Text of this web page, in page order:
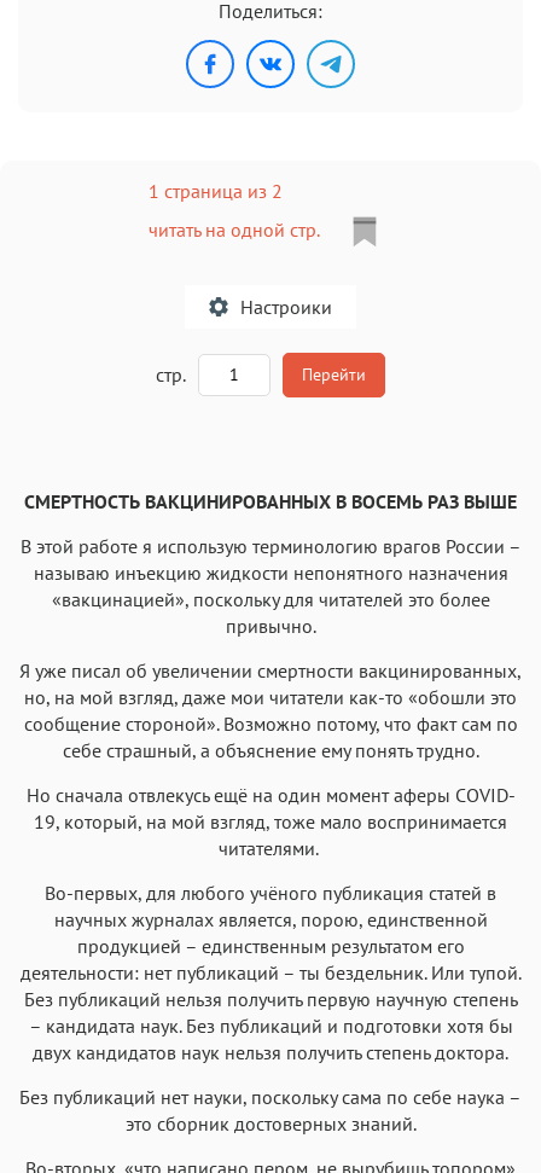
Поделиться:
1 страница из 2
читать на одной стр.
Настроики
Roboto Garamond
Аа
Fira Sans Times
Аа
Iowan
Аа
San Francisco Аа
SF Serif Аа
New York
Аа
Helvetica Neue
Аа
Arial Аа
Georgia
Аа
Times New Roman
Courier
Аа
Courier New
Аа
Menlo
Аа
SF Mono
стр. Перейти
СМЕРТНОСТЬ ВАКЦИНИРОВАННЫХ В ВОСЕМЬ РАЗ ВЫШЕ
В этой работе я использую терминологию врагов России –
называю инъекцию жидкости непонятного назначения
«вакцинацией», поскольку для читателей это более
привычно.
Я уже писал об увеличении смертности вакцинированных,
но, на мой взгляд, даже мои читатели как-то «обошли это
сообщение стороной». Возможно потому, что факт сам по
себе страшный, а объяснение ему понять трудно.
Но сначала отвлекусь ещё на один момент аферы COVID-
19, который, на мой взгляд, тоже мало воспринимается
читателями.
Во-первых, для любого учёного публикация статей в
научных журналах является, порою, единственной
продукцией – единственным результатом его
деятельности: нет публикаций – ты бездельник. Или тупой.
Без публикаций нельзя получить первую научную степень
– кандидата наук. Без публикаций и подготовки хотя бы
двух кандидатов наук нельзя получить степень доктора.
Без публикаций нет науки, поскольку сама по себе наука –
это сборник достоверных знаний.
Во-вторых, «что написано пером, не вырубишь топором»